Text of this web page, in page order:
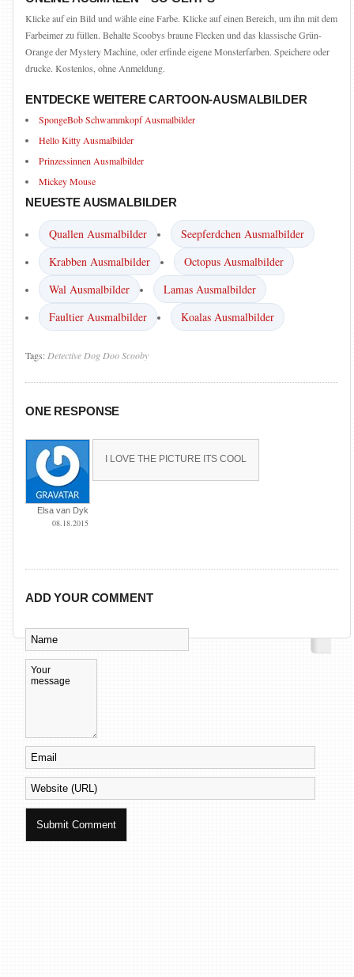
Klicke auf ein Bild und wähle eine Farbe. Klicke auf einen Bereich, um ihn mit dem
Farbeimer zu füllen. Behalte Scoobys braune Flecken und das klassische Grün-
Orange der Mystery Machine, oder erfinde eigene Monsterfarben. Speichere oder
drucke. Kostenlos, ohne Anmeldung.
ENTDECKE WEITERE CARTOON-AUSMALBILDER
SpongeBob Schwammkopf Ausmalbilder
Hello Kitty Ausmalbilder
Prinzessinnen Ausmalbilder
Mickey Mouse
NEUESTE AUSMALBILDER
Quallen Ausmalbilder
Seepferdchen Ausmalbilder
Krabben Ausmalbilder
Octopus Ausmalbilder
Wal Ausmalbilder
Lamas Ausmalbilder
Faultier Ausmalbilder
Koalas Ausmalbilder
Tags: Detective Dog DooScooby
ONE RESPONSE
Elsa van Dyk
08.18.2015
I LOVE THE PICTURE ITS COOL
ADD YOUR COMMENT